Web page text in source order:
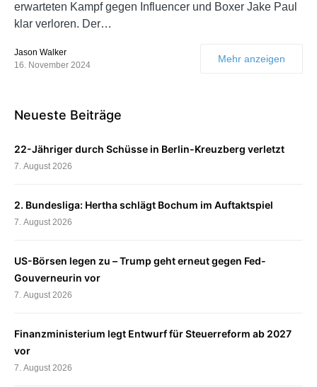
erwarteten Kampf gegen Influencer und Boxer Jake Paul
klar verloren. Der…
Jason Walker
16. November 2024
Mehr anzeigen
Neueste Beiträge
22-Jähriger durch Schüsse in Berlin-Kreuzberg verletzt
7. August 2026
2. Bundesliga: Hertha schlägt Bochum im Auftaktspiel
7. August 2026
US-Börsen legen zu – Trump geht erneut gegen Fed-
Gouverneurin vor
7. August 2026
Finanzministerium legt Entwurf für Steuerreform ab 2027
vor
7. August 2026